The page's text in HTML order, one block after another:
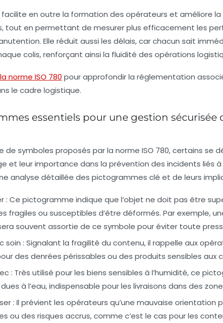
en outre la formation des opérateurs et améliore
tout en permettant de mesurer plus efficacement les
Elle réduit aussi les délais, car chacun sait
colis, renforçant ainsi la fluidité des opérations
norme ISO 780 pour approfondir la réglementation
le cadre logistique.
essentiels pour une gestion
de symboles proposés par la norme ISO 780, certains se
et leur importance dans la prévention des incidents liés
analyse détaillée des pictogrammes clé et de leurs
: Ce pictogramme indique que l’objet ne doit pas être
fragiles ou susceptibles d’être déformés. Par exemple,
souvent assortie de ce symbole pour éviter toute
soin : Signalant la fragilité du contenu, il rappelle aux
des denrées périssables ou des produits sensibles aux
: Très utilisé pour les biens sensibles à l’humidité, ce
à l’eau, indispensable pour les livraisons dans des
: Il prévient les opérateurs qu’une mauvaise orientation
ou des risques accrus, comme c’est le cas pour les